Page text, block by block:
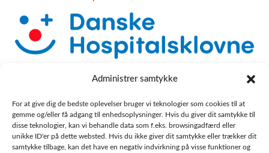
Administrer samtykke
For at give dig de bedste oplevelser bruger vi teknologier som cookies til at
gemme og/eller få adgang til enhedsoplysninger. Hvis du giver dit samtykke til
disse teknologier, kan vi behandle data som f.eks. browsingadfærd eller
unikke ID'er på dette websted. Hvis du ikke giver dit samtykke eller trækker dit
samtykke tilbage, kan det have en negativ indvirkning på visse funktioner og